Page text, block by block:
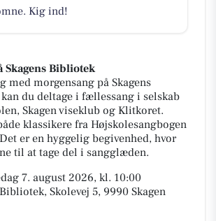
Kig ind!
Skagens Bibliotek
med morgensang på Skagens
du deltage i fællessang i selskab
Skagen viseklub og Klitkoret.
klassikere fra Højskolesangbogen
er en hyggelig begivenhed, hvor
til at tage del i sangglæden.
7. august 2026, kl. 10:00
Skolevej 5, 9990 Skagen